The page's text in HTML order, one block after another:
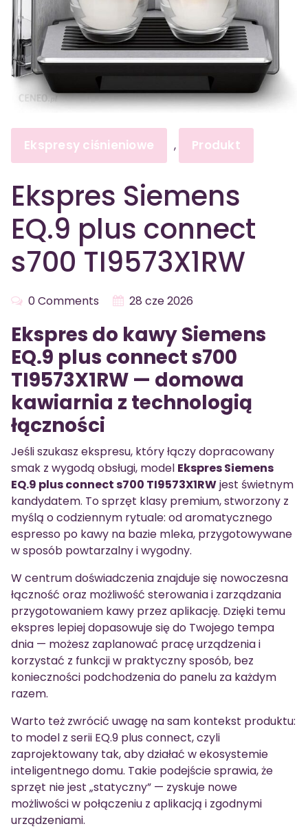
Ekspresy ciśnieniowe , Produkt
Ekspres Siemens
EQ.9 plus connect
s700 TI9573X1RW
0 Comments 28 cze 2026
Ekspres do kawy Siemens
EQ.9 plus connect s700
TI9573X1RW — domowa
kawiarnia z technologią
łączności
Jeśli szukasz ekspresu, który łączy dopracowany
smak z wygodą obsługi, model Ekspres Siemens
EQ.9 plus connect s700 TI9573X1RWjest świetnym
kandydatem. To sprzęt klasy premium, stworzony z
myślą o codziennym rytuale: od aromatycznego
espresso po kawy na bazie mleka, przygotowywane
w sposób powtarzalny i wygodny.
W centrum doświadczenia znajduje się nowoczesna
łączność oraz możliwość sterowania i zarządzania
przygotowaniem kawy przez aplikację. Dzięki temu
ekspres lepiej dopasowuje się do Twojego tempa
dnia — możesz zaplanować pracę urządzenia i
korzystać z funkcji w praktyczny sposób, bez
konieczności podchodzenia do panelu za każdym
razem.
Warto też zwrócić uwagę na sam kontekst produktu:
to model z serii EQ.9 plus connect, czyli
zaprojektowany tak, aby działać w ekosystemie
inteligentnego domu. Takie podejście sprawia, że
sprzęt nie jest „statyczny” — zyskuje nowe
możliwości w połączeniu z aplikacją i zgodnymi
urządzeniami.